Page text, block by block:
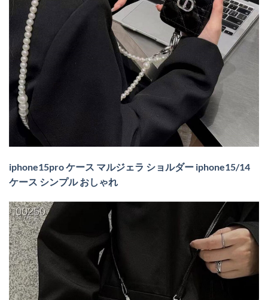
iphone15pro ケース マルジェラ ショルダー iphone15/14
ケース シンプル おしゃれ